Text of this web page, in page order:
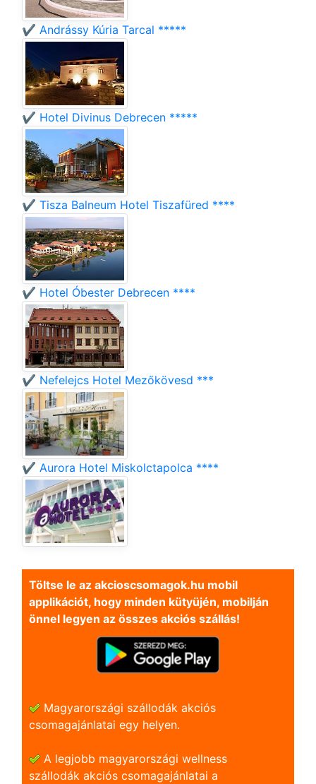
✔️ Andrássy Kúria Tarcal *****
✔️ Hotel Divinus Debrecen *****
✔️ Tisza Balneum Hotel Tiszafüred ****
✔️ Hotel Óbester Debrecen ****
✔️ Nefelejcs Hotel Mezőkövesd ***
✔️ Aurora Hotel Miskolctapolca ****
Töltse le az akcioscsomagok.hu mobil
applikációt, hogy minden kütyüjén, mobilján
önnel legyen az összes akciós szállás!
Magyarországi szállodák akciós
csomagajánlatai egy helyen.
A legjobb magyarországi wellness
szállodák akciós csomagajánlatai a